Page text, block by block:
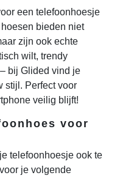
een telefoonhoesje
bieden niet
zijn ook echte
wilt, trendy
bij Glided vind je
stijl. Perfect voor
veilig blijft!
voor
telefoonhoesje ook te
je volgende